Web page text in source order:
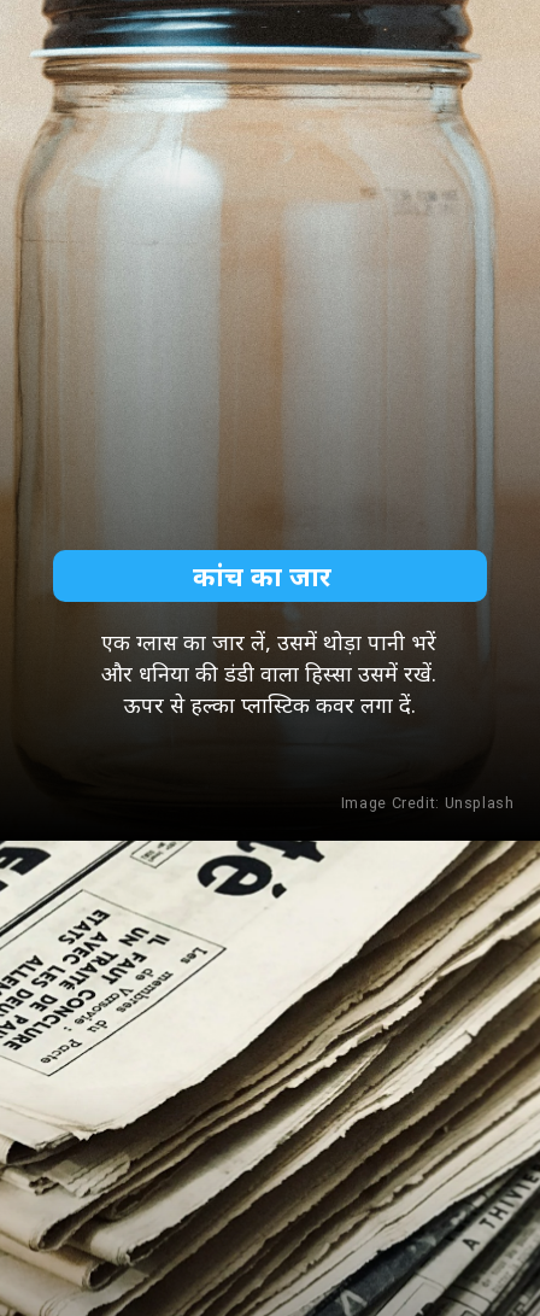
कांच का जार
एक ग्लास का जार लें, उसमें थोड़ा पानी भरें
और धनिया की डंडी वाला हिस्सा उसमें रखें.
ऊपर से हल्का प्लास्टिक कवर लगा दें.
Image Credit: Unsplash